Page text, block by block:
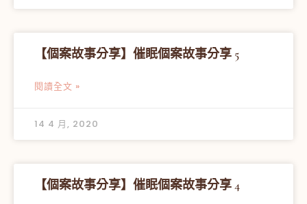
【個案故事分享】催眠個案故事分享 5
閱讀全文 »
14 4 月, 2020
【個案故事分享】催眠個案故事分享 4